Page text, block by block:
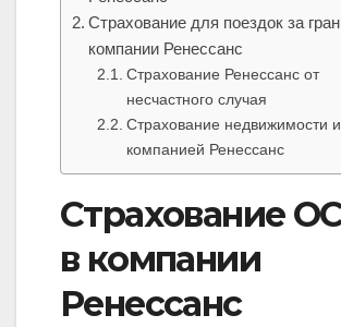
Страхование для поездок за
компании Ренессанс
Страхование Ренессанс от
несчастного случая
Страхование недвижимости
компанией Ренессанс
Страхование
в компании
Ренессанс